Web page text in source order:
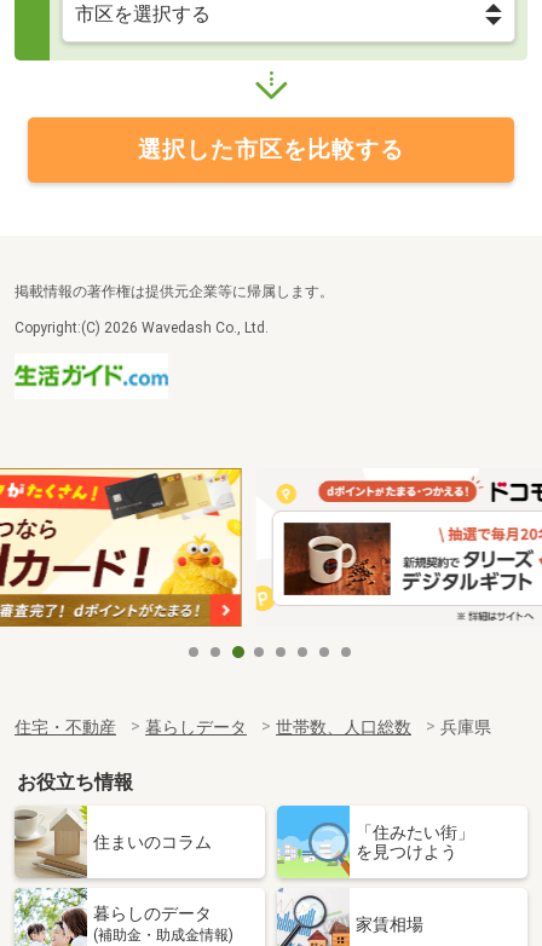
選択した市区を比較する
掲載情報の著作権は提供元企業等に帰属します。
Copyright:(C) 2026 Wavedash Co., Ltd.
住宅・不動産 暮らしデータ 世帯数、人口総数 兵庫県
お役立ち情報
住まいのコラム
「住みたい街」
を見つけよう
暮らしのデータ
(補助金・助成金情報)
家賃相場